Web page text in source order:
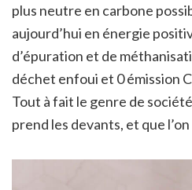
plus neutre en carbone
aujourd’hui en énergie
d’épuration et de
déchet enfoui et 0 émission
Tout à fait le genre de
prend les devants, et que